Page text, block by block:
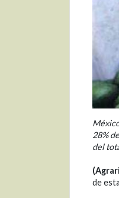
28%
del
de